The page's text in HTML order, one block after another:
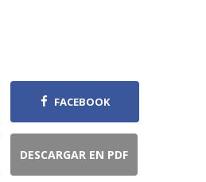
FACEBOOK
DESCARGAR EN PDF